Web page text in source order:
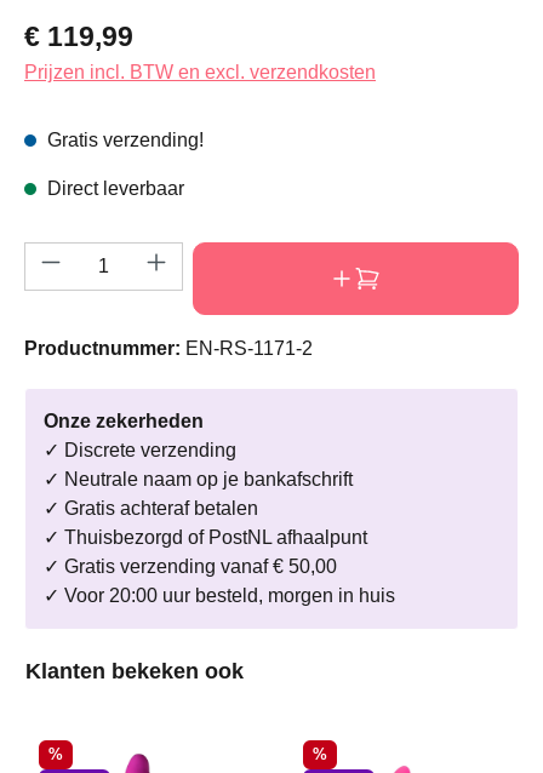
Normale prijs:
€ 119,99
Prijzen incl. BTW en excl. verzendkosten
Gratis verzending!
Direct leverbaar
Producthoeveelheid: Voer de gewenste
Productnummer: EN-RS-1171-2
Onze zekerheden
✓ Discrete verzending
✓ Neutrale naam op je bankafschrift
✓ Gratis achteraf betalen
✓ Thuisbezorgd of PostNL afhaalpunt
✓ Gratis verzending vanaf € 50,00
✓ Voor 20:00 uur besteld, morgen in huis
Productgalerij overslaan
Klanten bekeken ook
Korting
%
Korting
%